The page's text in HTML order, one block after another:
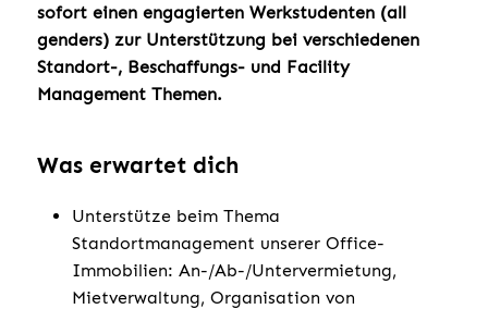
sofort einen engagierten Werkstudenten (all
genders) zur Unterstützung bei verschiedenen
Standort-, Beschaffungs- und Facility
Management Themen.
Was erwartet dich
Unterstütze beim Thema
Standortmanagement unserer Office-
Immobilien: An-/Ab-/Untervermietung,
Mietverwaltung, Organisation von